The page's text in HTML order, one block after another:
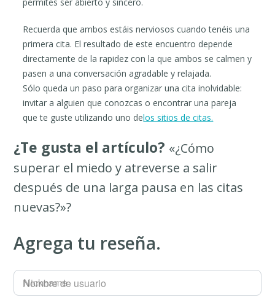
permites ser abierto y sincero.
Recuerda que ambos estáis nerviosos cuando tenéis una
primera cita. El resultado de este encuentro depende
directamente de la rapidez con la que ambos se calmen y
pasen a una conversación agradable y relajada.
Sólo queda un paso para organizar una cita inolvidable:
invitar a alguien que conozcas o encontrar una pareja
que te guste utilizando uno delos sitios de citas.
¿Te gusta el artículo? «¿Cómo
superar el miedo y atreverse a salir
después de una larga pausa en las citas
nuevas?»?
Agrega tu reseña.
Nombre de usuario